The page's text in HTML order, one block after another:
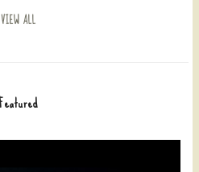
VIEW ALL
Featured